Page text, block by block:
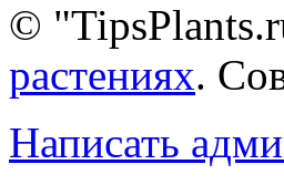
©
растениях.
Написать